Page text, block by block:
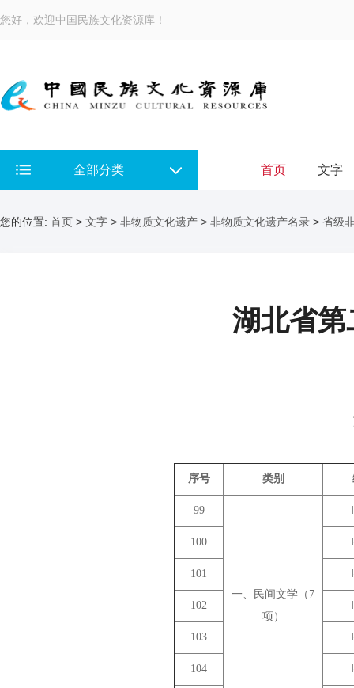
您好，欢迎中国民族文化资源库！
全部分类 首页 文字
您的位置: 首页 > 文字 > 非物质文化遗产 > 非物质文化遗产名录 > 省级
湖北省
序号 类别
99
一、民间文学（7
项）
100
101
102
103
104